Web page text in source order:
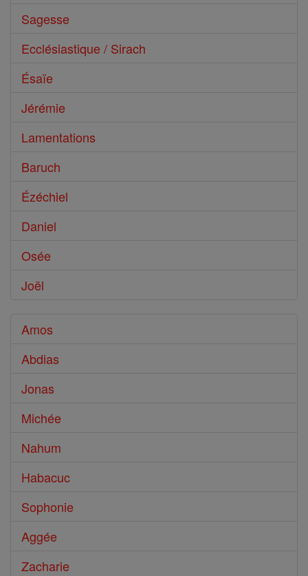
Sagesse
Ecclésiastique / Sirach
Ésaïe
Jérémie
Lamentations
Baruch
Ézéchiel
Daniel
Osée
Joël
Amos
Abdias
Jonas
Michée
Nahum
Habacuc
Sophonie
Aggée
Zacharie